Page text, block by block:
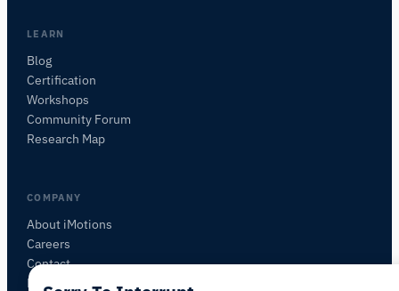
LEARN
Blog
Certification
Workshops
Community Forum
Research Map
COMPANY
About iMotions
Careers
Contact
My iMotions
POSER UNE QUESTION SUR CET ARTICLE
Résumer cet article